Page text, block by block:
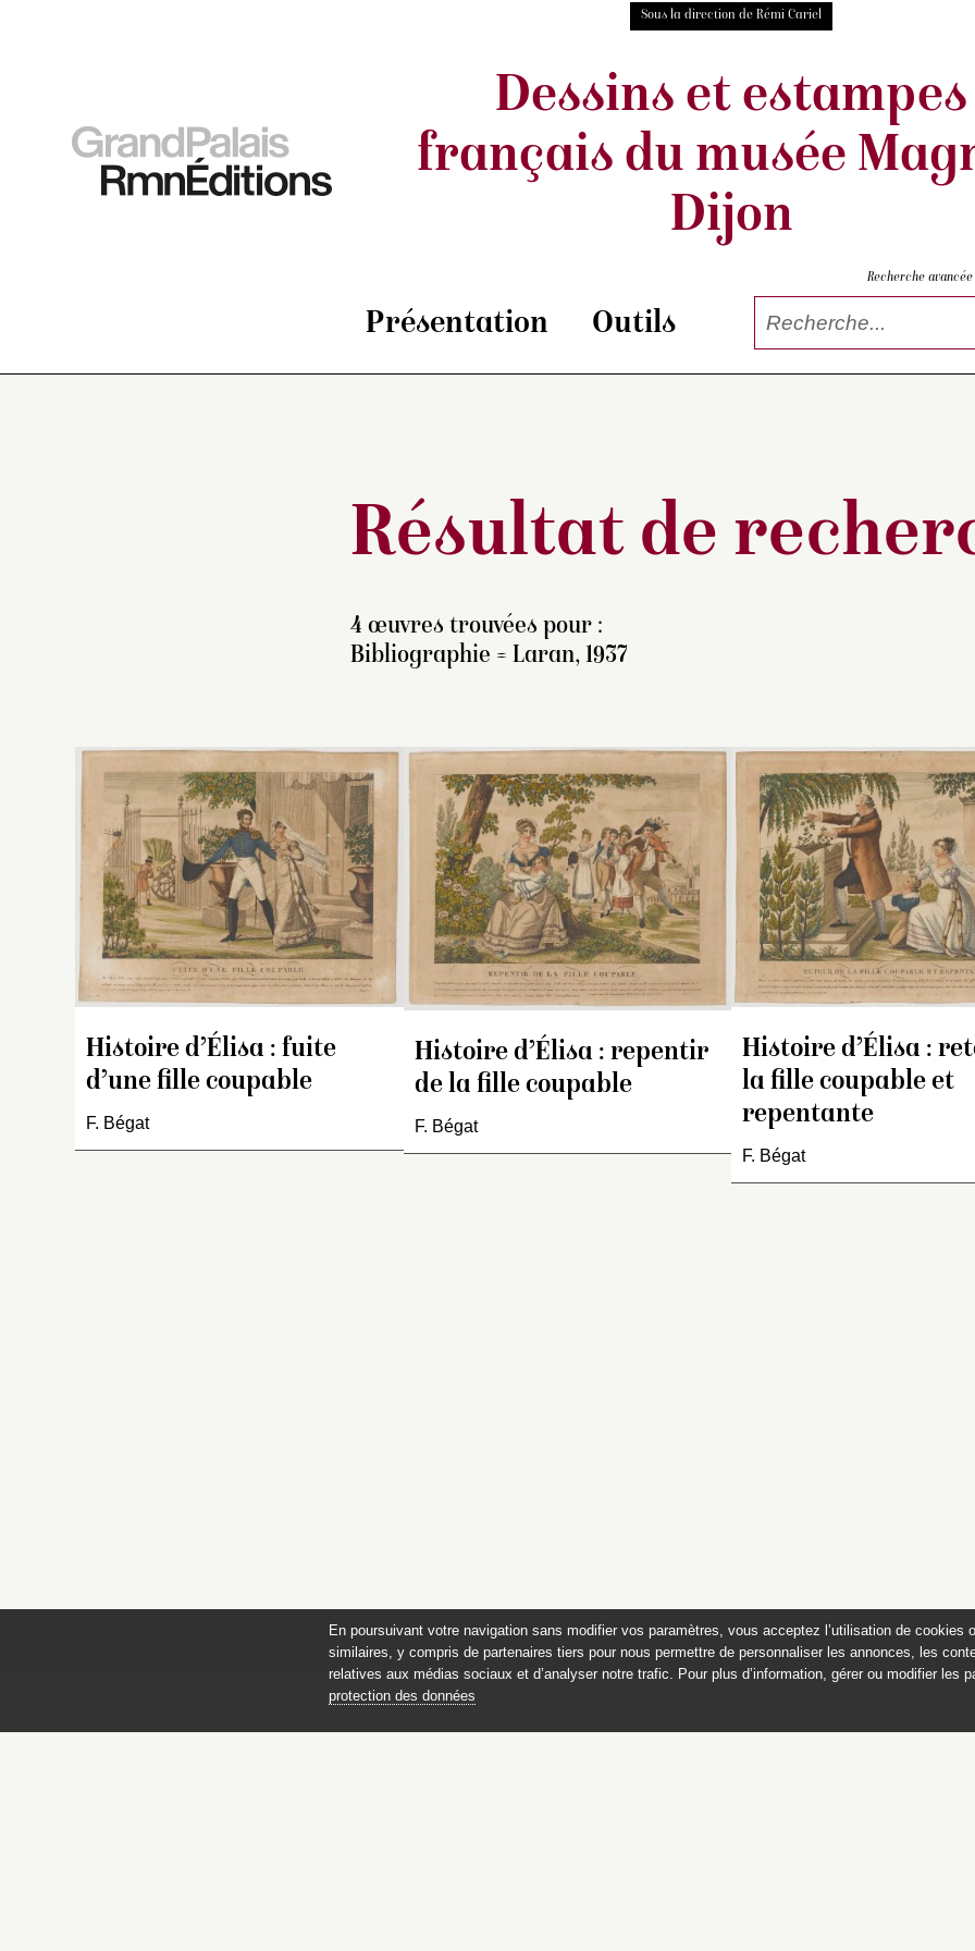
Sous la direction de Rémi Cariel
Dessins et estampes
français du musée
Dijon
Présentation Outils
Recherche avancée
Résultat de
4 œuvres trouvées pour :
Bibliographie = Laran, 1937
Histoire d’Élisa : fuite
d’une fille coupable
F. Bégat
Histoire d’Élisa : repentir
de la fille coupable
F. Bégat
Histoire d’Élisa :
la fille coupable et
repentante
F. Bégat
En poursuivant votre navigation sans modifier vos paramètres, vous acceptez l’utilisation de cookies
similaires, y compris de partenaires tiers pour nous permettre de personnaliser les annonces, les
relatives aux médias sociaux et d’analyser notre trafic. Pour plus d’information, gérer ou modifier les
protection des données